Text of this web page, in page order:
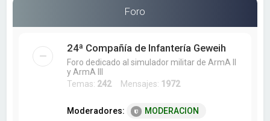
Foro
24ª Compañía de Infantería Geweih
Foro dedicado al simulador militar de ArmA II
y ArmA III
Temas: 242Mensajes: 1972
Moderadores:
MODERACION